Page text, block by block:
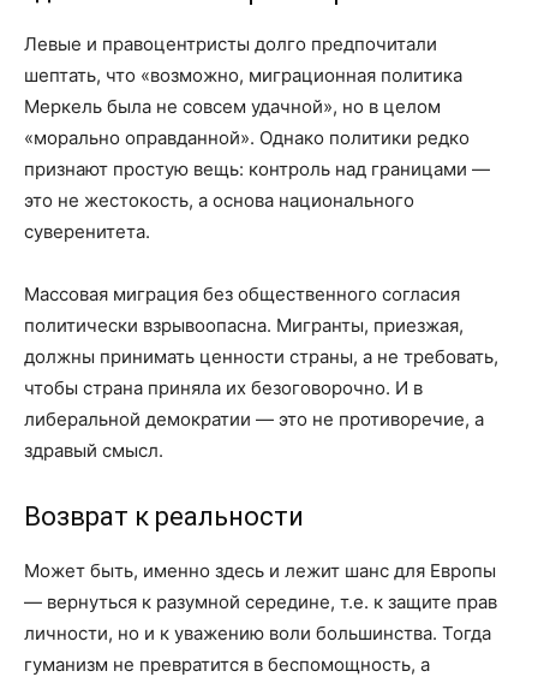
Левые и правоцентристы долго предпочитали
шептать, что «возможно, миграционная политика
Меркель была не совсем удачной», но в целом
«морально оправданной». Однако политики редко
признают простую вещь: контроль над границами —
это не жестокость, а основа национального
суверенитета.
Массовая миграция без общественного согласия
политически взрывоопасна. Мигранты, приезжая,
должны принимать ценности страны, а не требовать,
чтобы страна приняла их безоговорочно. И в
либеральной демократии — это не противоречие, а
здравый смысл.
Возврат к реальности
Может быть, именно здесь и лежит шанс для Европы
— вернуться к ра­­­зумной середине, т.е. к защите прав
личности, но и к уважению воли большинства. Тогда
гуманизм не превратится в беспомощность, а